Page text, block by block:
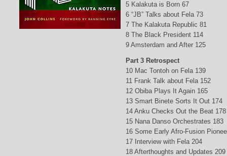
5 Kalakuta is Born 67
6 “JB” Talks about Fela 73
7 The Kalakuta Republic 81
8 The Black President 114
9 Amsterdam and After 125
Part 3 Retrospect
10 Mac Tontoh on Fela 139
11 Frank Talk about Fela 152
12 Obiba Plays It Again 165
13 Smart Binete Sorts It Out 174
14 Anku Checks Out the Beat 178
15 Nana Danso Orchestrates 183
16 Some Early Afro-Fusion
17 Interview with Fela 204
18 Afterthoughts and Updates 209